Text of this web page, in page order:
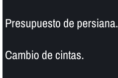
Presupuesto de persiana.
Cambio de cintas.